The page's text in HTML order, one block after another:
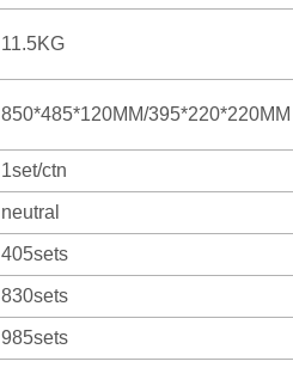
11.5KG
850*485*120MM/395*220*220MM
1set/ctn
neutral
405sets
830sets
985sets